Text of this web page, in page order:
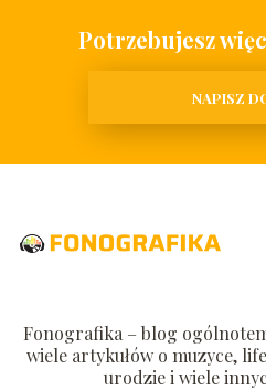
Potrzebujesz
NAPISZ
Fonografika – blog
wiele artykułów o muzyce,
urodzie i wiele